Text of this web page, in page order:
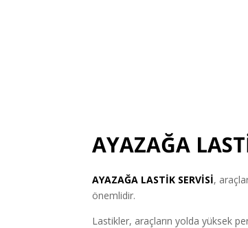
AYAZAĞA
AYAZAĞA LASTİK SERVİSİ,
önemlidir.
Lastikler, araçların yolda yüksek